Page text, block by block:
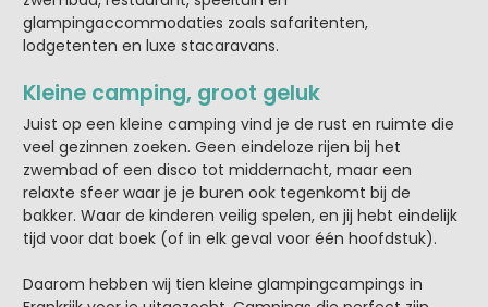
glampingaccommodaties zoals safaritenten,
lodgetenten en luxe stacaravans.
Kleine camping, groot geluk
Juist op een kleine camping vind je de rust en ruimte die
veel gezinnen zoeken. Geen eindeloze rijen bij het
zwembad of een disco tot middernacht, maar een
relaxte sfeer waar je je buren ook tegenkomt bij de
bakker. Waar de kinderen veilig spelen, en jij hebt eindelijk
tijd voor dat boek (of in elk geval voor één hoofdstuk).
Daarom hebben wij tien kleine glampingcampings in